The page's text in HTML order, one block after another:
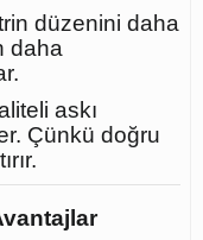
düzenini daha
daha
askı
Çünkü doğru